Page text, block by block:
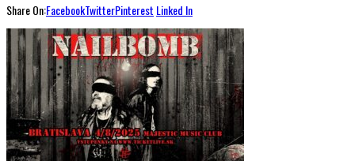
Share On:FacebookTwitterPinterest Linked In